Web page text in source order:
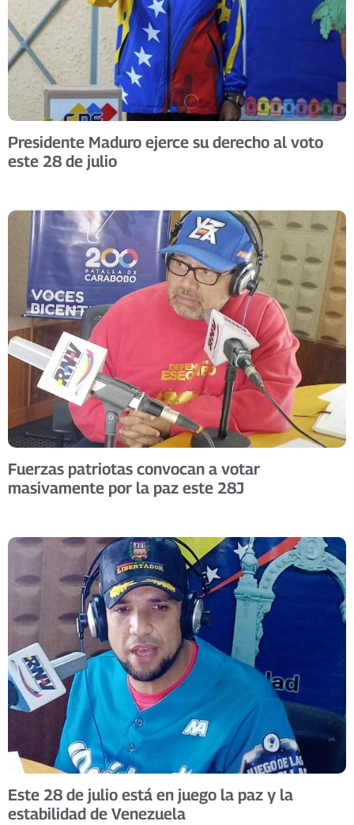
Presidente Maduro ejerce su derecho al voto
este 28 de julio
Fuerzas patriotas convocan a votar
masivamente por la paz este 28J
Este 28 de julio está en juego la paz y la
estabilidad de Venezuela